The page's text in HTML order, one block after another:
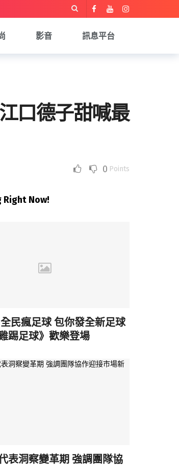
影音 訊息平台
口德子甜喊最
0 Points
Right Now!
民瘋足球 包你發全新足球
踢足球》歡樂登場
表洞察變革期 強調團隊協